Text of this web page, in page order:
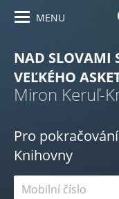
MENU
NAD SLOVAMI
VEĽKÉHO
Miron Keruľ-
Pro
Knihovny